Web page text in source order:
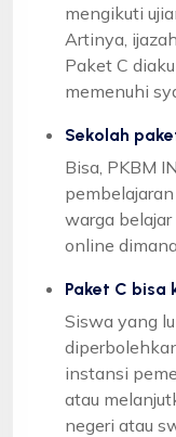
mengikuti
Artinya,
Paket C
memenuhi
Sekolah
Bisa, PKBM
warga belajar
online
Paket C bisa
Siswa yang
instansi
atau
negeri atau